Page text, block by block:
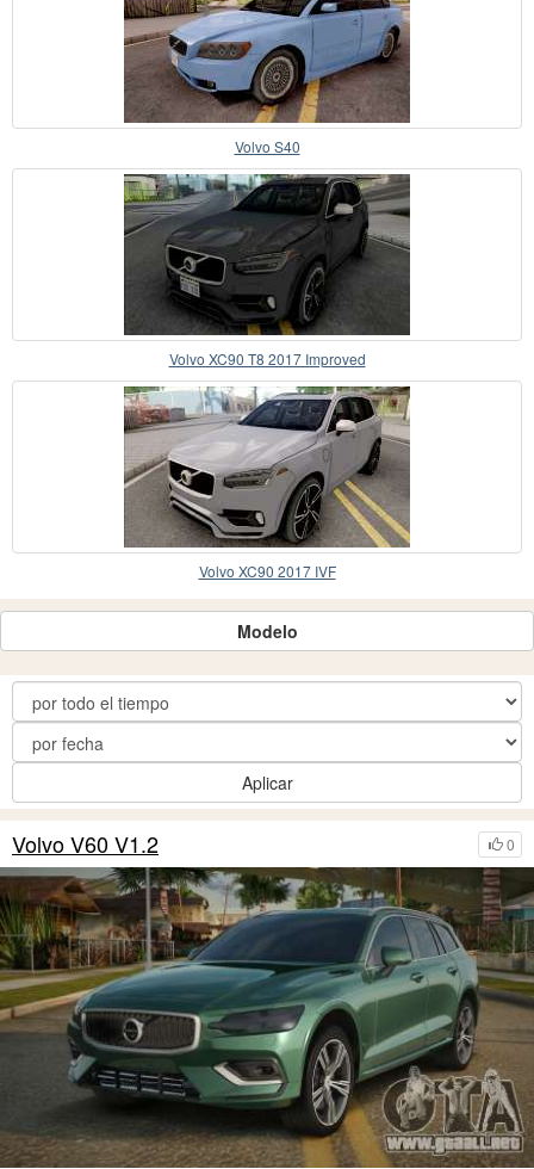
Volvo S40
Volvo XC90 T8 2017 Improved
Volvo XC90 2017 IVF
Modelo
Aplicar
0
Volvo V60 V1.2